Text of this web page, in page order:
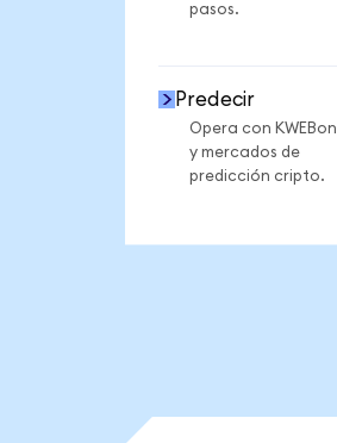
pasos.
Predecir
Opera con KWEBon
y mercados de
predicción cripto.